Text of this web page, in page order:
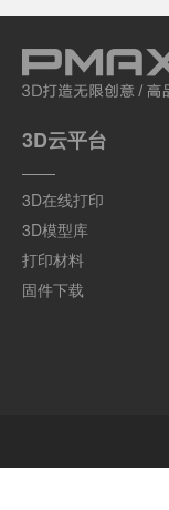
3D云平台
3D在线打印
3D模型库
打印材料
固件下载